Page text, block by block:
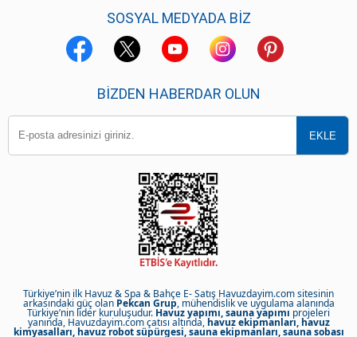
SOSYAL MEDYADA BİZ
BIZDEN HABERDAR OLUN
Türkiye’nin ilk Havuz & Spa & Bahçe E- Satış Havuzdayim.com sitesinin
arkasındaki güç olan Pekcan Grup, mühendislik ve uygulama alanında
Türkiye’nin lider kuruluşudur. Havuz yapımı, sauna yapımı projeleri
yanında, Havuzdayim.com çatısı altında, havuz ekipmanları, havuz
kimyasalları, havuz robot süpürgesi, sauna ekipmanları, sauna sobası